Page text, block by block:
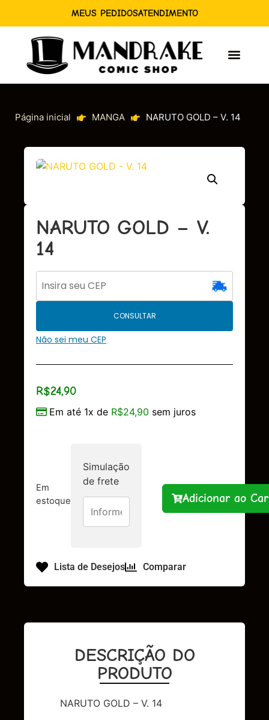
MEUS PEDIDOSATENDIMENTO
Página inicial MANGA NARUTO GOLD – V. 14
NARUTO GOLD – V.
14
CONSULTAR
Não sei meu CEP
R$24,90
Em até 1x de R$24,90 sem juros
Em
estoque
Simulação
de frete
Adicionar ao
Lista de Desejos Comparar
DESCRIÇÃO DO
PRODUTO
NARUTO GOLD – V. 14